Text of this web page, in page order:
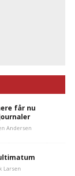
får nu
Andersen
Larsen